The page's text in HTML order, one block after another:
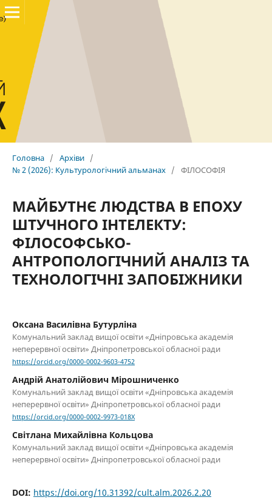
Головна / Архіви /
№ 2 (2026): Культурологічний альманах / ФІЛОСОФІЯ
МАЙБУТНЄ ЛЮДСТВА В ЕПОХУ
ШТУЧНОГО ІНТЕЛЕКТУ:
ФІЛОСОФСЬКО-
АНТРОПОЛОГІЧНИЙ АНАЛІЗ ТА
ТЕХНОЛОГІЧНІ ЗАПОБІЖНИКИ
Оксана Василівна Бутурліна
Комунальний заклад вищої освіти «Дніпровська академія
неперервної освіти» Дніпропетровської обласної ради
https://orcid.org/0000-0002-9603-4752
Андрій Анатолійович Мірошниченко
Комунальний заклад вищої освіти «Дніпровська академія
неперервної освіти» Дніпропетровської обласної ради
https://orcid.org/0000-0002-9973-018X
Світлана Михайлівна Кольцова
Комунальний заклад вищої освіти «Дніпровська академія
неперервної освіти» Дніпропетровської обласної ради
DOI: https://doi.org/10.31392/cult.alm.2026.2.20